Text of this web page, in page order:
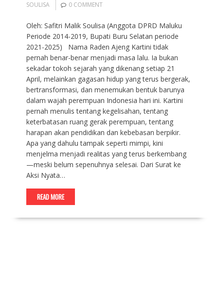
SOULISA
0 COMMENT
Oleh: Safitri Malik Soulisa (Anggota DPRD Maluku
Periode 2014-2019, Bupati Buru Selatan periode
2021-2025) Nama Raden Ajeng Kartini tidak
pernah benar-benar menjadi masa lalu. Ia bukan
sekadar tokoh sejarah yang dikenang setiap 21
April, melainkan gagasan hidup yang terus bergerak,
bertransformasi, dan menemukan bentuk barunya
dalam wajah perempuan Indonesia hari ini. Kartini
pernah menulis tentang kegelisahan, tentang
keterbatasan ruang gerak perempuan, tentang
harapan akan pendidikan dan kebebasan berpikir.
Apa yang dahulu tampak seperti mimpi, kini
menjelma menjadi realitas yang terus berkembang
—meski belum sepenuhnya selesai. Dari Surat ke
Aksi Nyata…
READ MORE